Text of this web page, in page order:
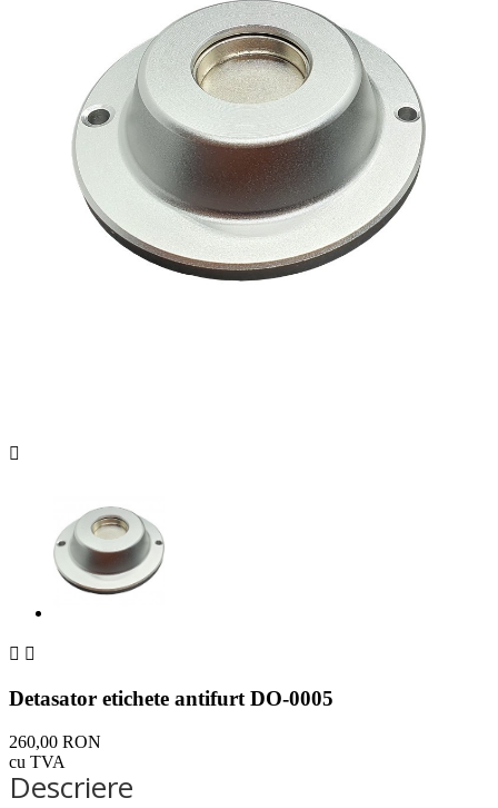

 
Detasator etichete antifurt DO-0005
260,00 RON
cu TVA
Descriere